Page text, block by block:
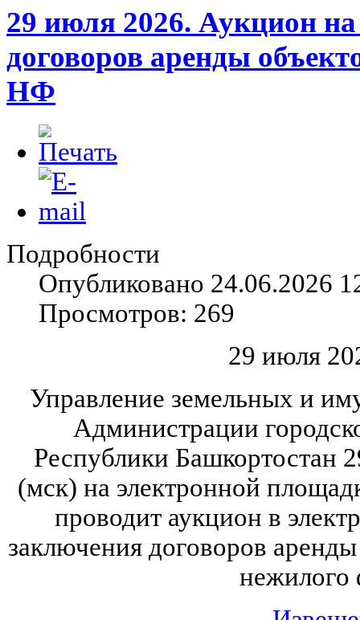
29 июля 2026. Аукцион
договоров аренды
НФ
Подробности
Опубликовано 24.06.2026
Просмотров: 269
29 июля
Управление земельных и
Администрации
Республики Башкортостан
(мск) на электронной
проводит аукцион в
заключения договоров
нежилого